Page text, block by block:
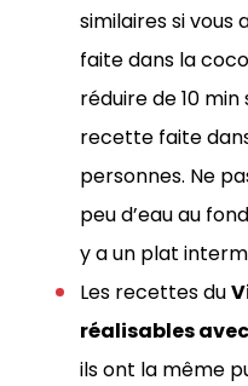
similaires si
faite dans la
réduire de 10
recette faite
personnes. Ne
peu d’eau au
y a un plat
Les recettes du
réalisables
ils ont la même